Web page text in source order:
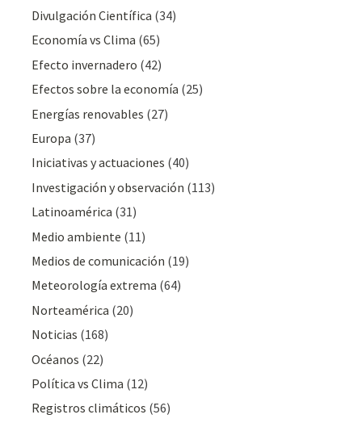
Divulgación Cientí­fica (34)
Economía vs Clima (65)
Efecto invernadero (42)
Efectos sobre la economía (25)
Energías renovables (27)
Europa (37)
Iniciativas y actuaciones (40)
Investigación y observación (113)
Latinoamérica (31)
Medio ambiente (11)
Medios de comunicación (19)
Meteorologí­a extrema (64)
Norteamérica (20)
Noticias (168)
Océanos (22)
Polí­tica vs Clima (12)
Registros climáticos (56)